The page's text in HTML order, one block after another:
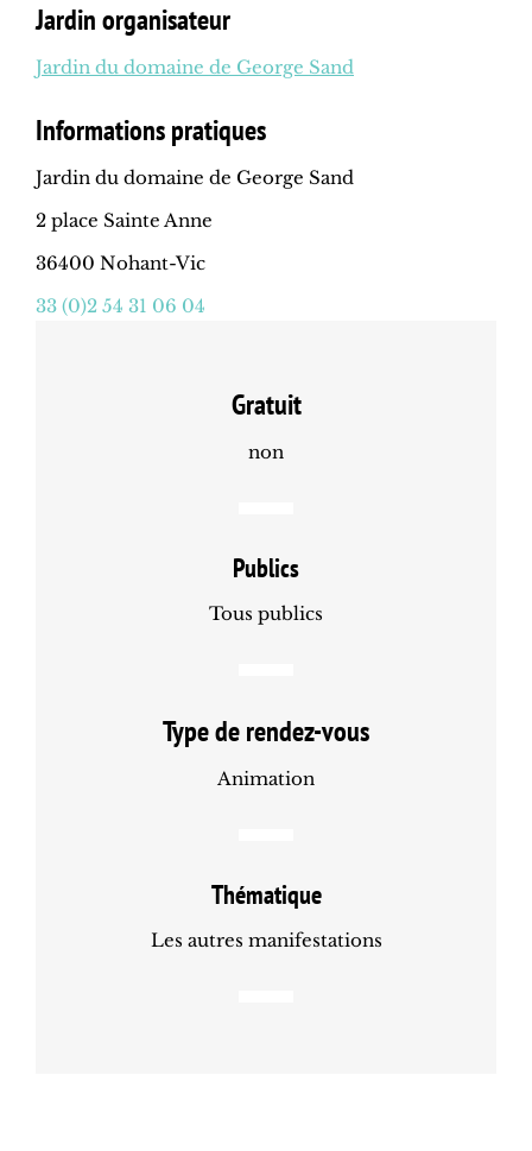
Jardin organisateur
Jardin du domaine de George Sand
Informations pratiques
Jardin du domaine de George Sand
2 place Sainte Anne
36400 Nohant-Vic
33 (0)2 54 31 06 04
Gratuit
non
Publics
Tous publics
Type de rendez-vous
Animation
Thématique
Les autres manifestations